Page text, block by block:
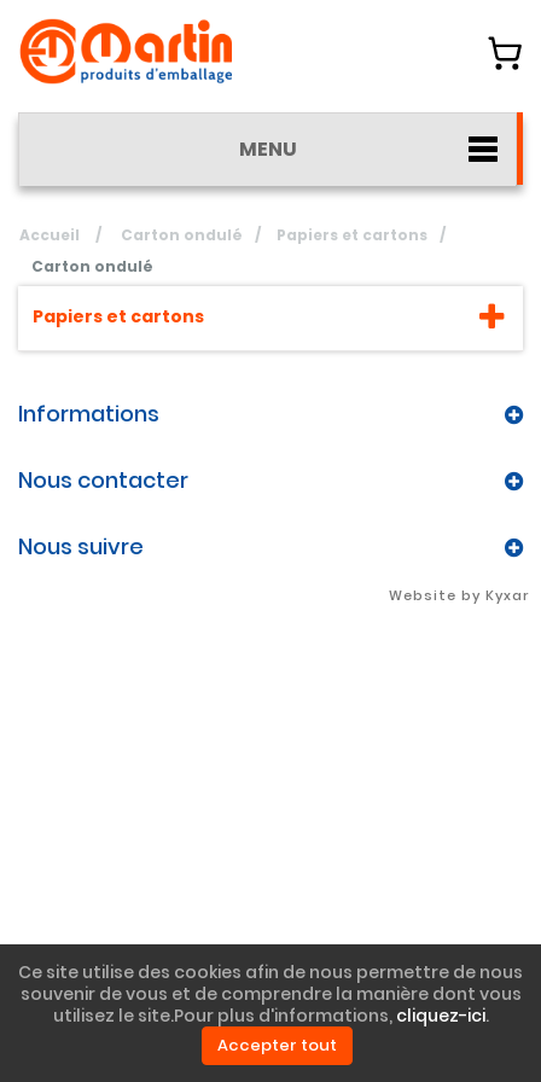
MENU
Accueil / Carton ondulé / Papiers et cartons
/
Carton ondulé
Papiers et cartons
Informations
Nous contacter
Website by Kyxar
Ce site utilise des cookies afin de nous permettre de nous
souvenir de vous et de comprendre la manière dont vous
utilisez le site.Pour plus d'informations, cliquez-ici.
Accepter tout
Nous suivre